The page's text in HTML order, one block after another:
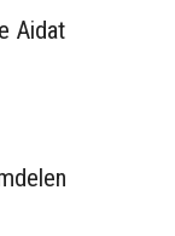
Aidat